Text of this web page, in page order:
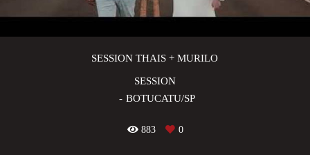
SESSION THAIS + MURILO
SESSION
BOTUCATU/SP
883 0